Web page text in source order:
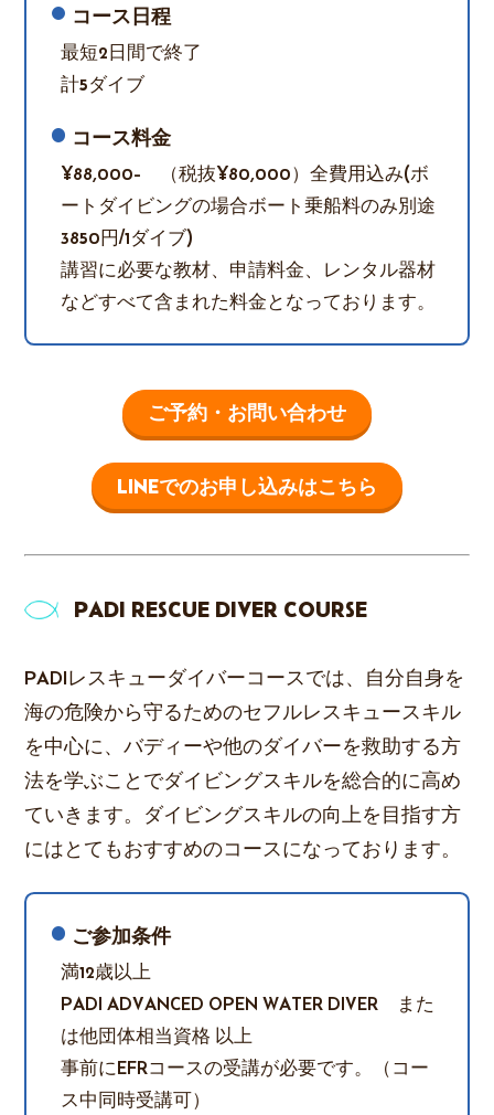
コース日程
最短2日間で終了
計5ダイブ
コース料金
¥88,000- （税抜¥80,000）全費用込み(ボ
ートダイビングの場合ボート乗船料のみ別途
3850円/1ダイブ)
講習に必要な教材、申請料金、レンタル器材
などすべて含まれた料金となっております。
ご予約・お問い合わせ
LINEでのお申し込みはこちら
PADI RESCUE DIVER COURSE
PADIレスキューダイバーコースでは、自分自身を
海の危険から守るためのセフルレスキュースキル
を中心に、バディーや他のダイバーを救助する方
法を学ぶことでダイビングスキルを総合的に高め
ていきます。ダイビングスキルの向上を目指す方
にはとてもおすすめのコースになっております。
ご参加条件
満12歳以上
PADI ADVANCED OPEN WATER DIVER また
は他団体相当資格 以上
事前にEFRコースの受講が必要です。（コー
ス中同時受講可）